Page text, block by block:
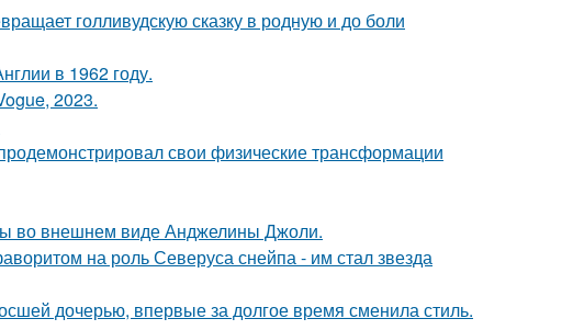
голливудскую сказку в родную и до боли
в 1962 году.
2023.
свои физические трансформации
во внешнем виде Анджелины Джоли.
на роль Северуса снейпа - им стал звезда
дочерью, впервые за долгое время сменила стиль.